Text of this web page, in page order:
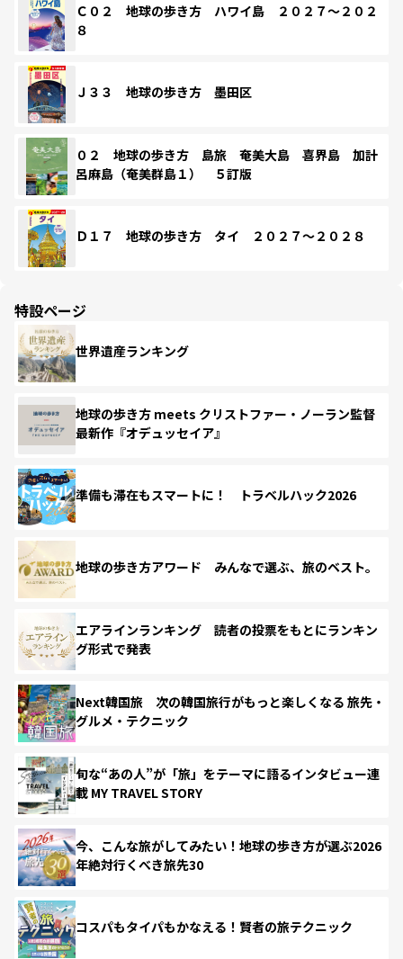
Ｃ０２ 地球の歩き方 ハワイ島 ２０２７～２０２
８
Ｊ３３ 地球の歩き方 墨田区
０２ 地球の歩き方 島旅 奄美大島 喜界島 加計
呂麻島（奄美群島１） ５訂版
Ｄ１７ 地球の歩き方 タイ ２０２７～２０２８
特設ページ
世界遺産ランキング
地球の歩き方 meets クリストファー・ノーラン監督
最新作『オデュッセイア』
準備も滞在もスマートに！ トラベルハック2026
地球の歩き方アワード みんなで選ぶ、旅のベスト。
エアラインランキング 読者の投票をもとにランキン
グ形式で発表
Next韓国旅 次の韓国旅行がもっと楽しくなる 旅先・
グルメ・テクニック
旬な“あの人”が「旅」をテーマに語るインタビュー連
載 MY TRAVEL STORY
今、こんな旅がしてみたい！地球の歩き方が選ぶ2026
年絶対行くべき旅先30
コスパもタイパもかなえる！賢者の旅テクニック